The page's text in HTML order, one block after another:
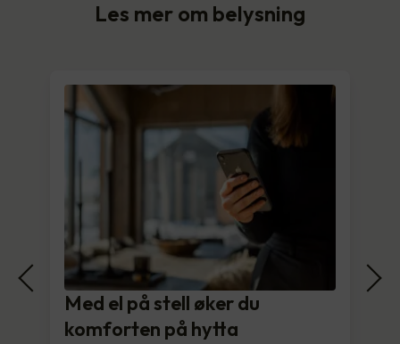
Les mer om belysning
Med el på stell øker du
komforten på hytta